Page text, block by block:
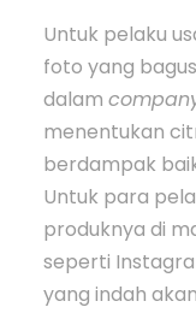
Untuk pelaku
foto yang
dalam
menentukan
berdampak
Untuk para
produknya di
seperti
yang indah